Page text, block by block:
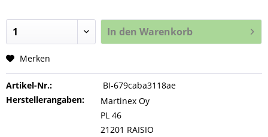
In den Warenkorb
Merken
Artikel-Nr.:
BI-679caba3118ae
Herstellerangaben:
Martinex Oy
PL 46
21201 RAISIO